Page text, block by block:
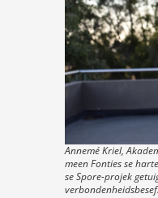
Annemé Kriel,
meen Fonties se
se Spore-projek
verbondenheidsbesef.